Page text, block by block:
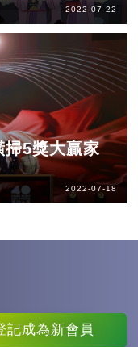
2022-07-22
掃5獎大贏家
2022-07-18
記成為新會員